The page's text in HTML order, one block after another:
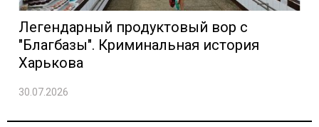
Легендарный продуктовый вор с
"Благбазы". Криминальная история
Харькова
30.07.2026